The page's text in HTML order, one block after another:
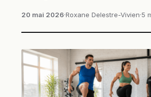
20 mai 2026·Roxane Delestre-Vivien·5